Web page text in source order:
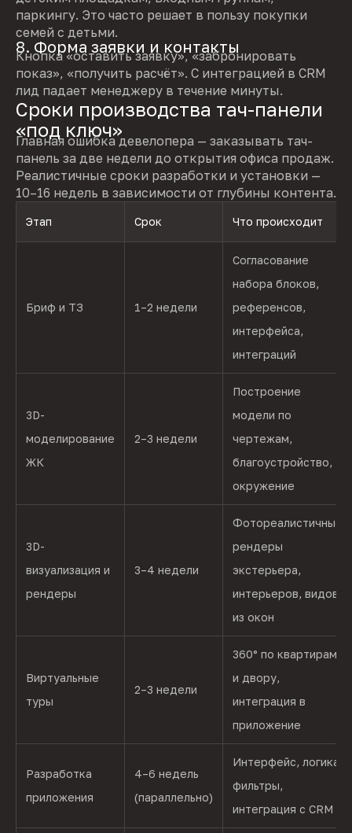
паркингу. Это часто решает в пользу покупки
семей с детьми.
8. Форма заявки и контакты
Кнопка «оставить заявку», «забронировать
показ», «получить расчёт». С интеграцией в CRM
лид падает менеджеру в течение минуты.
Сроки производства тач-панели
«под ключ»
Главная ошибка девелопера — заказывать тач-
панель за две недели до открытия офиса продаж.
Реалистичные сроки разработки и установки —
10–16 недель в зависимости от глубины контента.
Этап Срок Что происходит
Бриф и ТЗ 1–2 недели
Согласование
набора блоков,
референсов,
интерфейса,
интеграций
3D-
моделирование
ЖК
2–3 недели
Построение
модели по
чертежам,
благоустройство,
окружение
3D-
визуализация и
рендеры
3–4 недели
Фотореалистичные
рендеры
экстерьера,
интерьеров, видов
из окон
Виртуальные
туры
2–3 недели
360° по квартирам
и двору,
интеграция в
приложение
Разработка
приложения
4–6 недель
(параллельно)
Интерфейс, логика,
фильтры,
интеграция с CRM